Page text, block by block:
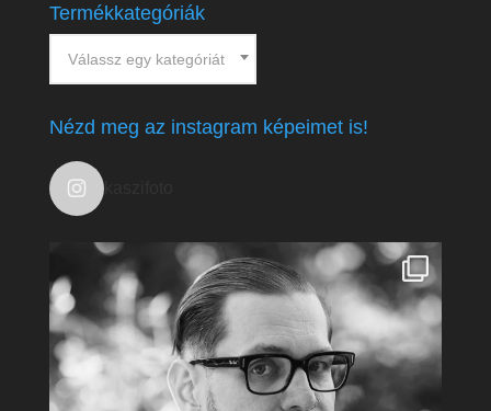
Termékkategóriák
Válassz egy kategóriát
Nézd meg az instagram képeimet is!
kaszifoto